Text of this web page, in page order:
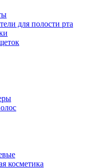
для полости рта
косметика